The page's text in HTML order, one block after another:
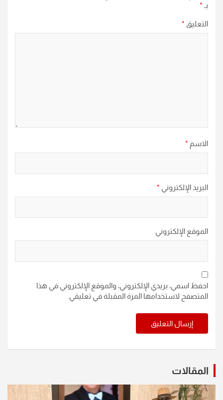
بـ *
التعليق *
الاسم *
البريد الإلكتروني *
الموقع الإلكتروني
احفظ اسمي، بريدي الإلكتروني، والموقع الإلكتروني في هذا
المتصفح لاستخدامها المرة المقبلة في تعليقي.
المقالات